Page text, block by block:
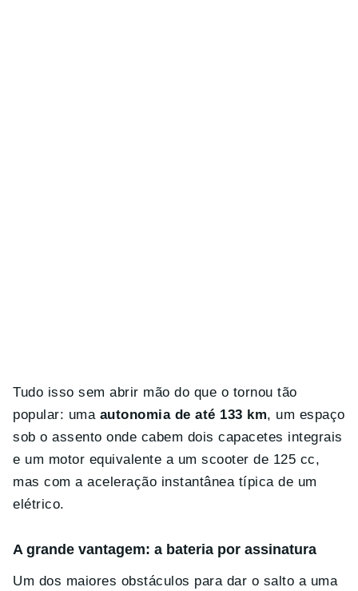
Tudo isso sem abrir mão do que o tornou tão
popular: uma autonomia de até 133 km, um espaço
sob o assento onde cabem dois capacetes integrais
e um motor equivalente a um scooter de 125 cc,
mas com a aceleração instantânea típica de um
elétrico.
A grande vantagem: a bateria por assinatura
Um dos maiores obstáculos para dar o salto a uma